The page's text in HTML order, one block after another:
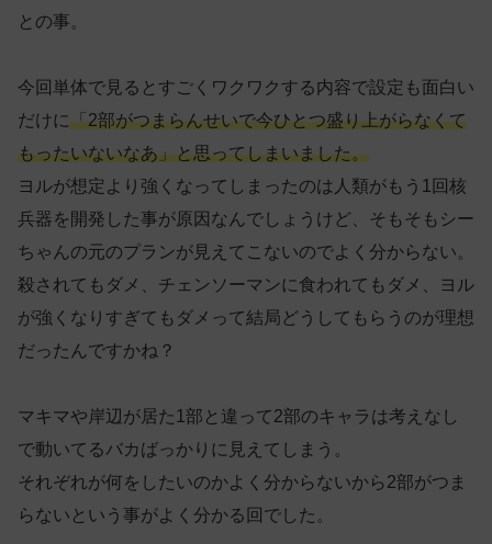
との事。
今回単体で見るとすごくワクワクする内容で設定も面白い
だけに「2部がつまらんせいで今ひとつ盛り上がらなくて
もったいないなあ」と思ってしまいました。
ヨルが想定より強くなってしまったのは人類がもう1回核
兵器を開発した事が原因なんでしょうけど、そもそもシー
ちゃんの元のプランが見えてこないのでよく分からない。
殺されてもダメ、チェンソーマンに食われてもダメ、ヨル
が強くなりすぎてもダメって結局どうしてもらうのが理想
だったんですかね？
マキマや岸辺が居た1部と違って2部のキャラは考えなし
で動いてるバカばっかりに見えてしまう。
それぞれが何をしたいのかよく分からないから2部がつま
らないという事がよく分かる回でした。